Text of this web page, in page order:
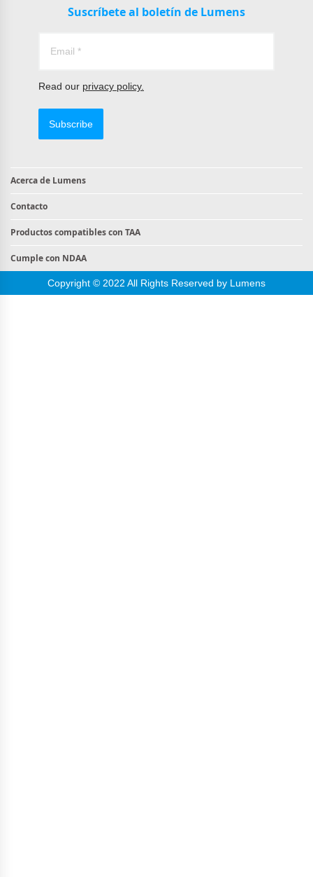
Suscríbete al boletín de Lumens
Read our privacy policy.
Subscribe
Acerca de Lumens
Contacto
Productos compatibles con TAA
Cumple con NDAA
Copyright © 2022 All Rights Reserved by Lumens